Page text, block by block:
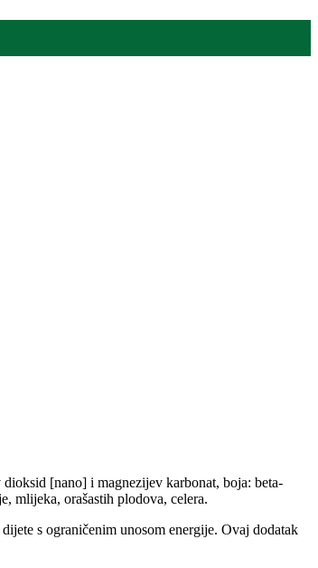
[nano] i magnezijev karbonat, boja: beta-
mlijeka, orašastih plodova, celera.
s ograničenim unosom energije. Ovaj dodatak